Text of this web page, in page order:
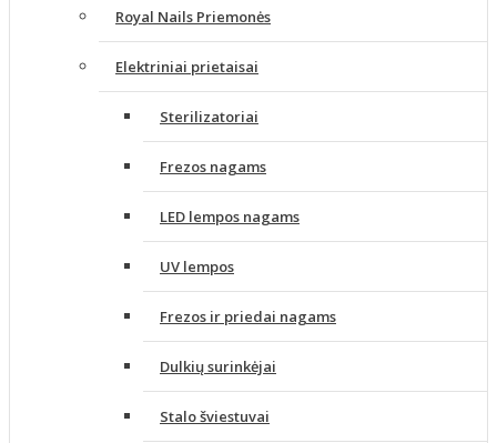
Royal Nails Priemonės
Elektriniai prietaisai
Sterilizatoriai
Frezos nagams
LED lempos nagams
UV lempos
Frezos ir priedai nagams
Dulkių surinkėjai
Stalo šviestuvai